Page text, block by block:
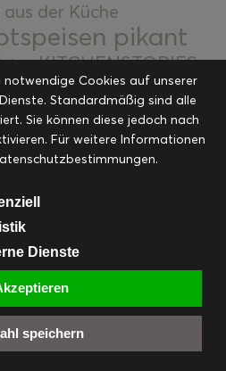
der Küche
pikant
KITCHENSTORIES
Desserts Kuchen und
Mitbringsel &
Kategorie Ostern Resteküche
SliderStartseite
& Suppen
& Events
PINTEREST
EMAIL
notwendige Cookies auf unserer
Standardmäßig sind alle
Sie können diese jedoch nach
Für weitere Informationen
Dienste
speichern